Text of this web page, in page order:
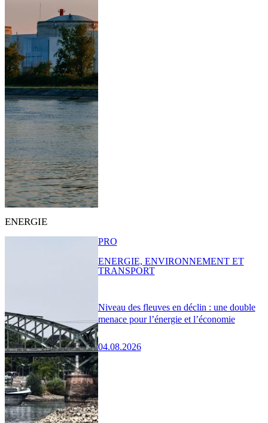
ENERGIE
Niveau des fleuves en déclin : une double
menace pour l’énergie et l’économie
04.08.2026
PRO
ENERGIE, ENVIRONNEMENT ET
TRANSPORT